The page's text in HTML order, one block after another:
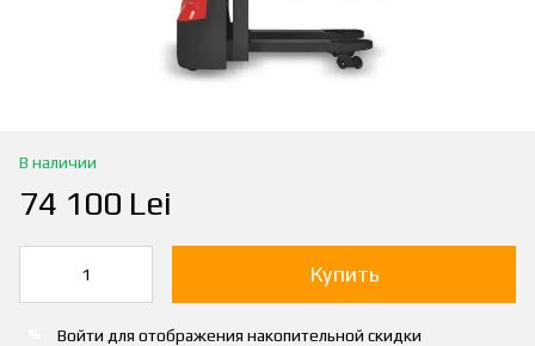
В наличии
74 100 Lei
Купить
Войти для отображения накопительной скидки